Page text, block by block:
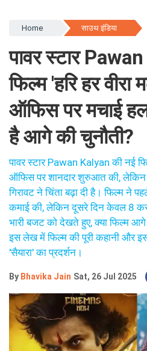
Home साउथ इंडिया
पावर स्टार
फिल्म 'हरि हर
ऑफिस पर मचाई
है आगे की चुनौती?
पावर स्टार Pawan Kalyan की नई
ऑफिस पर शानदार शुरुआत की, लेकिन
गिरावट ने चिंता बढ़ा दी है। फिल्म ने
कमाई की, लेकिन दूसरे दिन केवल 8
भारी बजट को देखते हुए, क्या फिल्म
इस लेख में फिल्म की पूरी कहानी और
'सैयारा' का प्रदर्शन।
By Bhavika Jain Sat, 26 Jul 2025